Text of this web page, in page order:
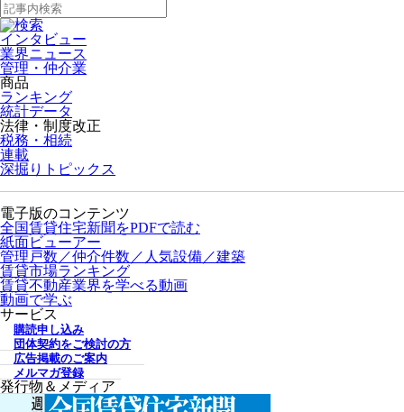
インタビュー
業界ニュース
管理・仲介業
商品
ランキング
統計データ
法律・制度改正
税務・相続
連載
深掘りトピックス
電子版のコンテンツ
全国賃貸住宅新聞をPDFで読む
紙面ビューアー
管理戸数／仲介件数／人気設備／建築
賃貸市場ランキング
賃貸不動産業界を学べる動画
動画で学ぶ
サービス
購読申し込み
団体契約をご検討の方
広告掲載のご案内
メルマガ登録
発行物＆メディア